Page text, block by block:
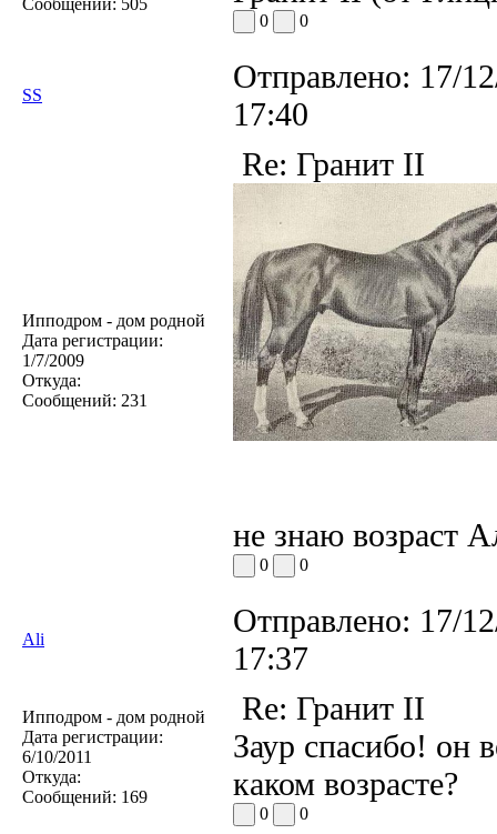
Сообщений: 505
0 0
SS
Отправлено: 17/
17:40
Ипподром - дом родной
Дата регистрации:
1/7/2009
Откуда:
Сообщений: 231
Re: Гранит II
не знаю возраст
0 0
Ali
Отправлено: 17/
17:37
Ипподром - дом родной
Дата регистрации:
6/10/2011
Откуда:
Сообщений: 169
Re: Гранит II
Заур спасибо! он
каком возрасте?
0 0